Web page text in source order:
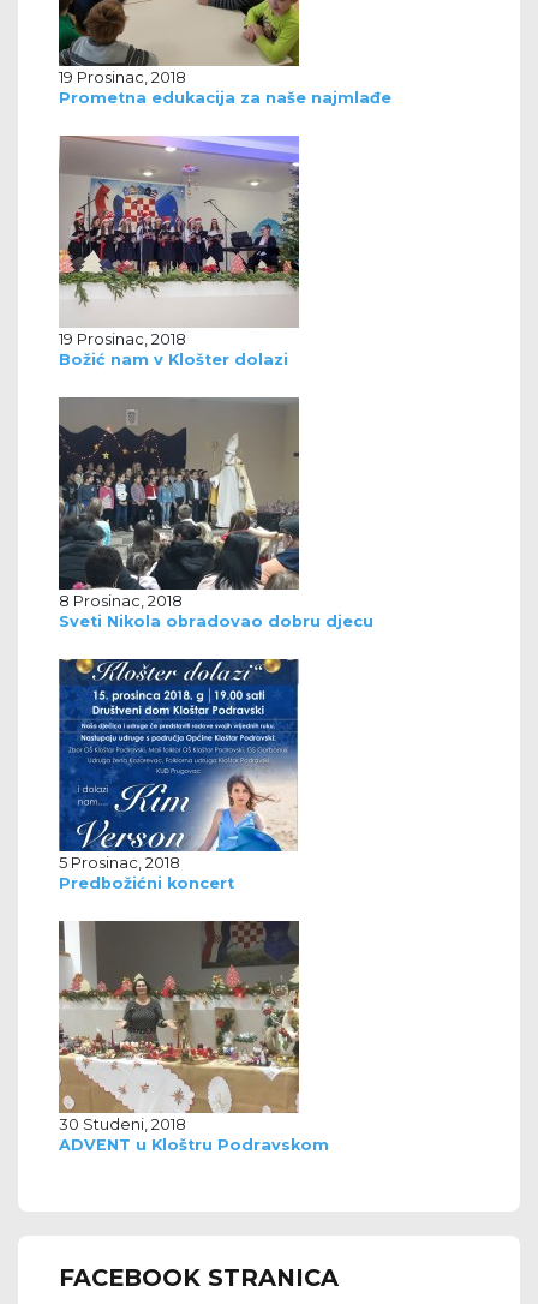
19 Prosinac, 2018
Prometna edukacija za naše najmlađe
19 Prosinac, 2018
Božić nam v Klošter dolazi
8 Prosinac, 2018
Sveti Nikola obradovao dobru djecu
5 Prosinac, 2018
Predbožićni koncert
30 Studeni, 2018
ADVENT u Kloštru Podravskom
FACEBOOK STRANICA